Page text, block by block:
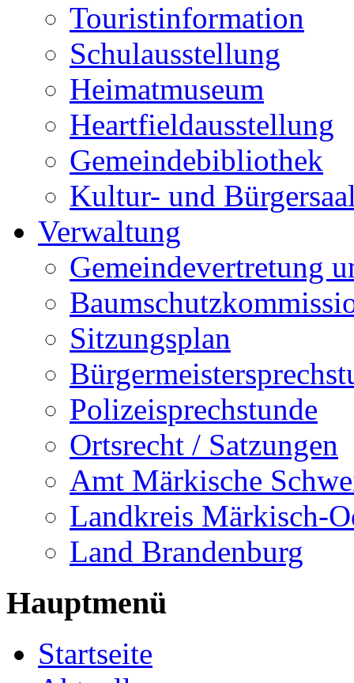
Touristinformation
Schulausstellung
Heimatmuseum
Heartfieldausstellung
Gemeindebibliothek
Kultur- und
Verwaltung
Gemeindevertretung
Sitzungsplan
Polizeisprechstunde
Ortsrecht / Satzungen
Amt Märkische
Landkreis Märkisch-
Land Brandenburg
Hauptmenü
Startseite